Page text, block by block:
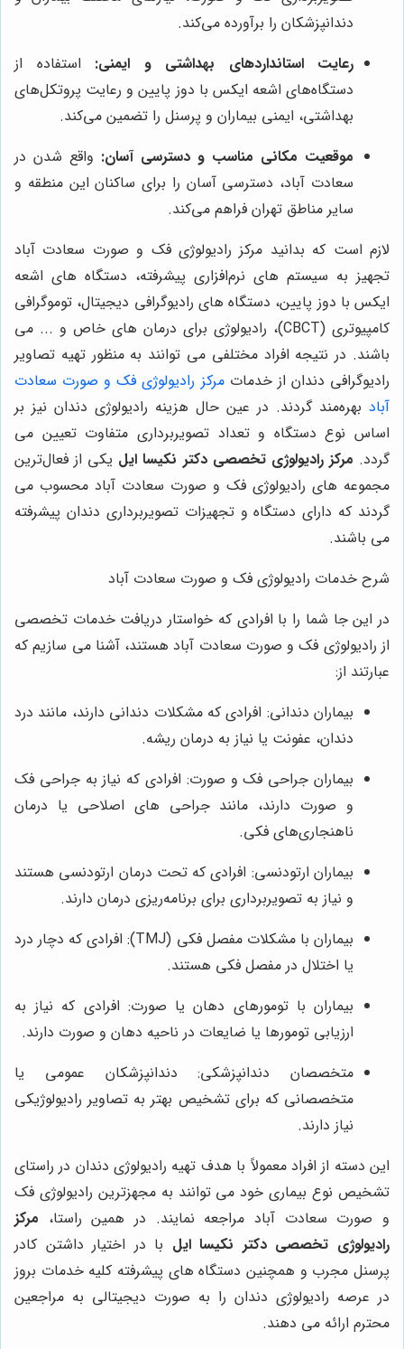
دندانپزشکان را برآورده می‌کند.
رعایت استانداردهای بهداشتی و ایمنی: استفاده از
دستگاه‌های اشعه ایکس با دوز پایین و رعایت پروتکل‌های
بهداشتی، ایمنی بیماران و پرسنل را تضمین می‌کند.
موقعیت مکانی مناسب و دسترسی آسان: واقع شدن در
سعادت آباد، دسترسی آسان را برای ساکنان این منطقه و
سایر مناطق تهران فراهم می‌کند.
لازم است که بدانید مرکز رادیولوژی فک و صورت سعادت آباد
تجهیز به سیستم های نرم‌افزاری پیشرفته، دستگاه های اشعه
ایکس با دوز پایین، دستگاه های رادیوگرافی دیجیتال، توموگرافی
کامپیوتری (CBCT)، رادیولوژی برای درمان های خاص و ... می
باشند. در نتیجه افراد مختلفی می توانند به منظور تهیه تصاویر
رادیوگرافی دندان از خدماتمرکز رادیولوژی فک و صورت سعادت
آباد بهره‌مند گردند. در عین حال هزینه رادیولوژی دندان نیز بر
اساس نوع دستگاه و تعداد تصویربرداری متفاوت تعیین می
گردد. مرکز رادیولوژی تخصصی دکتر نکیسا ایل یکی از فعال‌ترین
مجموعه های رادیولوژی فک و صورت سعادت آباد محسوب می
گردند که دارای دستگاه و تجهیزات تصویربرداری دندان پیشرفته
می باشند.
شرح خدمات رادیولوژی فک و صورت سعادت آباد
در این جا شما را با افرادی که خواستار دریافت خدمات تخصصی
از رادیولوژی فک و صورت سعادت آباد هستند، آشنا می سازیم که
عبارتند از:
بیماران دندانی: افرادی که مشکلات دندانی دارند، مانند درد
دندان، عفونت یا نیاز به درمان ریشه.
بیماران جراحی فک و صورت: افرادی که نیاز به جراحی فک
و صورت دارند، مانند جراحی های اصلاحی یا درمان
ناهنجاری‌های فکی.
بیماران ارتودنسی: افرادی که تحت درمان ارتودنسی هستند
و نیاز به تصویربرداری برای برنامه‌ریزی درمان دارند.
بیماران با مشکلات مفصل فکی (TMJ): افرادی که دچار درد
یا اختلال در مفصل فکی هستند.
بیماران با تومورهای دهان یا صورت: افرادی که نیاز به
ارزیابی تومورها یا ضایعات در ناحیه دهان و صورت دارند.
متخصصان دندانپزشکی: دندانپزشکان عمومی یا
متخصصانی که برای تشخیص بهتر به تصاویر رادیولوژیکی
نیاز دارند.
این دسته از افراد معمولاً با هدف تهیه رادیولوژی دندان در راستای
تشخیص نوع بیماری خود می توانند به مجهزترین رادیولوژی فک
و صورت سعادت آباد مراجعه نمایند. در همین راستا، مرکز
رادیولوژی تخصصی دکتر نکیسا ایل با در اختیار داشتن کادر
پرسنل مجرب و همچنین دستگاه های پیشرفته کلیه خدمات بروز
در عرصه رادیولوژی دندان را به صورت دیجیتالی به مراجعین
محترم ارائه می دهند.